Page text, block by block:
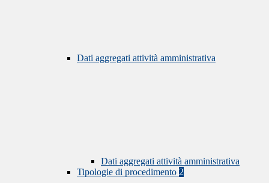
Dati aggregati attività amministrativa
Dati aggregati attività amministrativa
Tipologie di procedimento 2